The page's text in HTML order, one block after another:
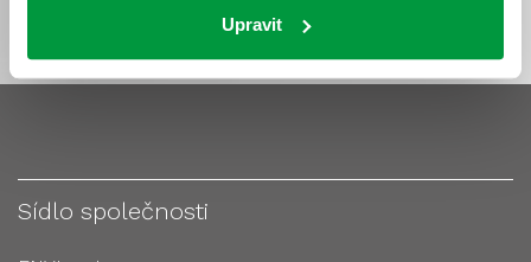
Upravit
Sídlo společnosti